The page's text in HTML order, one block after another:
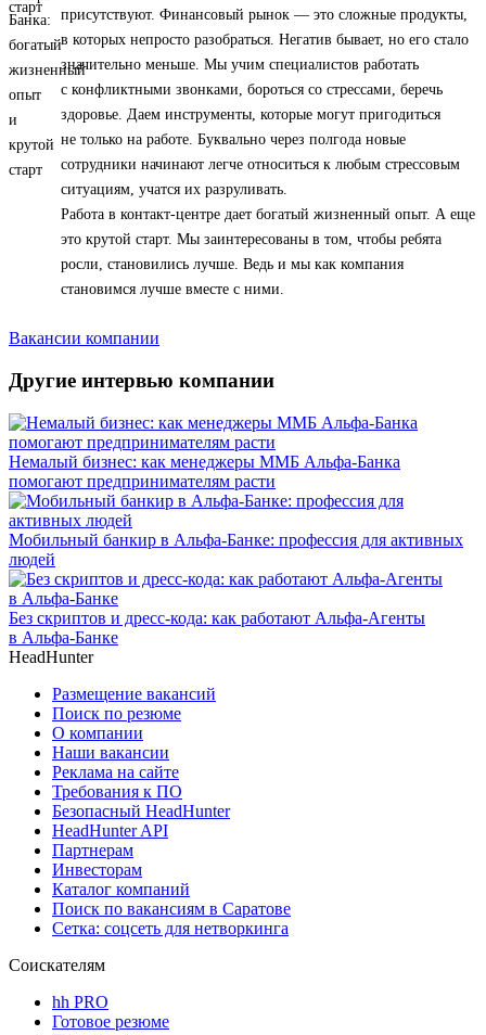
присутствуют. Финансовый рынок — это сложные продукты,
в которых непросто разобраться. Негатив бывает, но его стало
значительно меньше. Мы учим специалистов работать
с конфликтными звонками, бороться со стрессами, беречь
здоровье. Даем инструменты, которые могут пригодиться
не только на работе. Буквально через полгода новые
сотрудники начинают легче относиться к любым стрессовым
ситуациям, учатся их разруливать.
Работа в контакт-центре дает богатый жизненный опыт. А еще
это крутой старт. Мы заинтересованы в том, чтобы ребята
росли, становились лучше. Ведь и мы как компания
становимся лучше вместе с ними.
Вакансии компании
Другие интервью компании
Немалый бизнес: как менеджеры ММБ Альфа-Банка
помогают предпринимателям расти
Мобильный банкир в Альфа-Банке: профессия для активных
людей
Без скриптов и дресс-кода: как работают Альфа-Агенты
в Альфа-Банке
HeadHunter
Размещение вакансий
Поиск по резюме
О компании
Наши вакансии
Реклама на сайте
Требования к ПО
Безопасный HeadHunter
HeadHunter API
Партнерам
Инвесторам
Каталог компаний
Поиск по вакансиям в Саратове
Сетка: соцсеть для нетворкинга
Соискателям
hh PRO
Готовое резюме